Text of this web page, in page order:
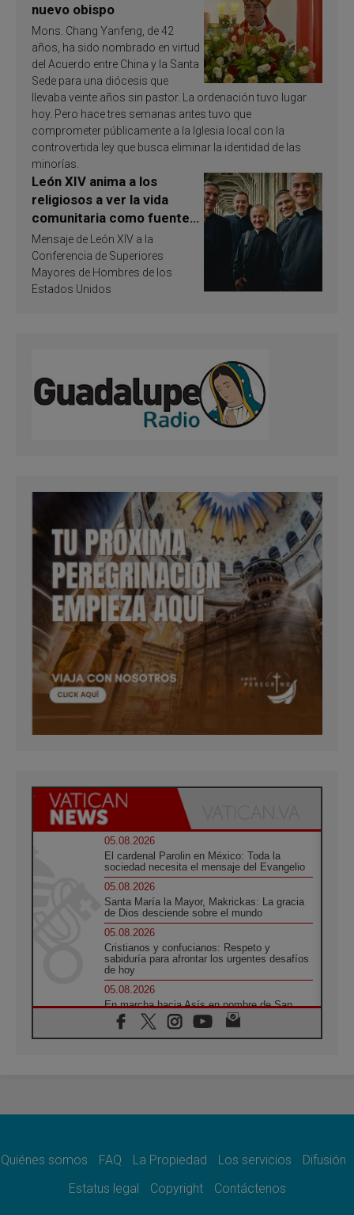
nuevo obispo
Mons. Chang Yanfeng, de 42
años, ha sido nombrado en virtud
del Acuerdo entre China y la Santa
Sede para una diócesis que
llevaba veinte años sin pastor. La ordenación tuvo lugar
hoy. Pero hace tres semanas antes tuvo que
comprometer públicamente a la Iglesia local con la
controvertida ley que busca eliminar la identidad de las
minorías.
León XIV anima a los
religiosos a ver la vida
comunitaria como fuente
de inspiración y
santificación
Mensaje de León XIV a la
Conferencia de Superiores
Mayores de Hombres de los
Estados Unidos
05.08.2026
El cardenal Parolin en México: Toda la
sociedad necesita el mensaje del Evangelio
05.08.2026
Santa María la Mayor, Makrickas: La gracia
de Dios desciende sobre el mundo
05.08.2026
Cristianos y confucianos: Respeto y
sabiduría para afrontar los urgentes desafíos
de hoy
05.08.2026
En marcha hacia Asís en nombre de San
Francisco, a la espera de León
05.08.2026
quienes bendicen la guerra
Ucrania: Ataque masivo en Kyiv durante la
Quiénes somos FAQ La Propiedad Los servicios
Difusión
Estatus legal
Copyright Contáctenos